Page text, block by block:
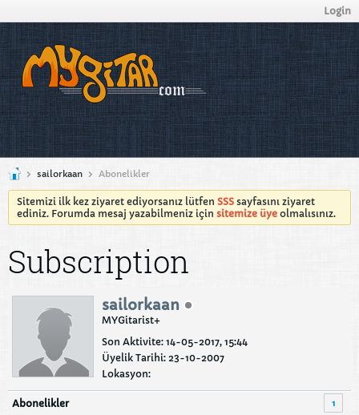
Login
sailorkaan Abonelikler
Sitemizi ilk kez ziyaret ediyorsanız lütfen SSS sayfasını ziyaret
ediniz. Forumda mesaj yazabilmeniz için sitemize üye olmalısınız.
Subscription
sailorkaan
MYGitarist+
Son Aktivite: 14-05-2017, 15:44
Üyelik Tarihi: 23-10-2007
Lokasyon:
Abonelikler 1